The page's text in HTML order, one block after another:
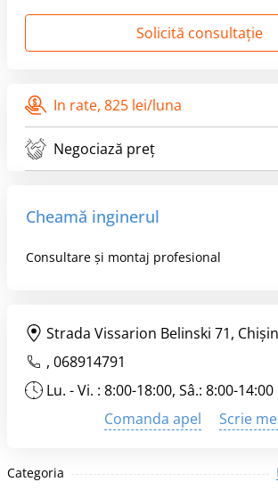
Categoria
Solicită consultație
In rate, 825 lei/luna
Negociază preț
Cheamă inginerul
Consultare și montaj profesional
Strada Vissarion Belinski 71,
, 068914791
Lu. - Vi. : 8:00-18:00, Sâ.: 8:00-14:00
Comanda apel
Scrie